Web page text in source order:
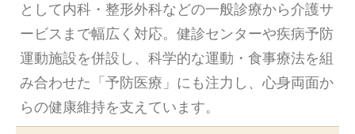
として内科・整形外科などの一般診療から介護サ
ービスまで幅広く対応。健診センターや疾病予防
運動施設を併設し、科学的な運動・食事療法を組
み合わせた「予防医療」にも注力し、心身両面か
らの健康維持を支えています。